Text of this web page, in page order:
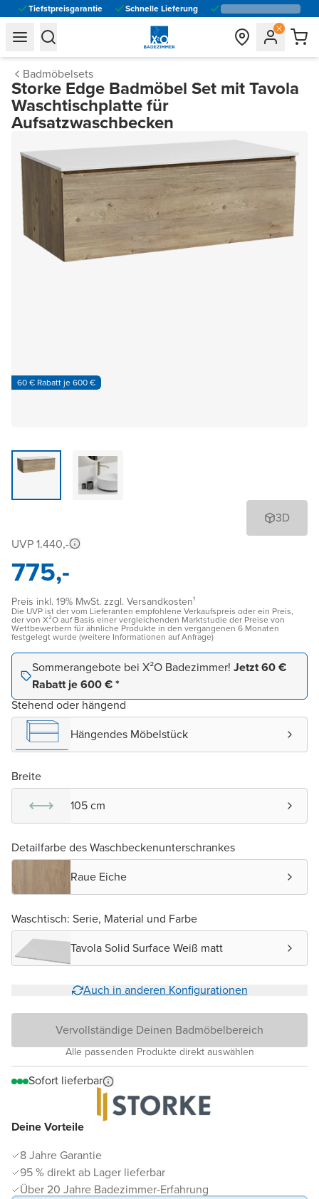
Tiefstpreisgarantie Schnelle Lieferung
general.navigation.toggle_menu.label
general.navigation.toggle_menu.label
Badmöbelsets
Storke Edge Badmöbel Set mit Tavola
Waschtischplatte für
Aufsatzwaschbecken
60 € Rabatt je 600 €
3D
Deine Vorteile
8 Jahre Garantie
95 % direkt ab Lager lieferbar
Über 20 Jahre Badezimmer-Erfahrung
UVP 1.440,-
775,-
Preis inkl. 19% MwSt. zzgl. Versandkosten¹
Die UVP ist der vom Lieferanten empfohlene Verkaufspreis oder ein Preis,
der von X²O auf Basis einer vergleichenden Marktstudie der Preise von
Wettbewerbern für ähnliche Produkte in den vergangenen 6 Monaten
festgelegt wurde (weitere Informationen auf Anfrage)
Sommerangebote bei X²O Badezimmer! Jetzt 60 €
Rabatt je 600 € *
Stehend oder hängend
Hängendes Möbelstück
Breite
105 cm
Detailfarbe des Waschbeckenunterschrankes
Raue Eiche
Waschtisch: Serie, Material und Farbe
Tavola Solid Surface Weiß matt
Auch in anderen Konfigurationen
Vervollständige Deinen Badmöbelbereich
Alle passenden Produkte direkt auswählen
Sofort lieferbar